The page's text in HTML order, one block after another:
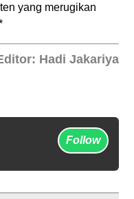
yang merugikan
Hadi Jakariya
Follow